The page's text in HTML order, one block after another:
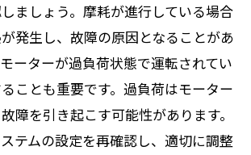
ましょう。摩耗が進行している場合
発生し、故障の原因となることがあ
ーターが過負荷状態で運転されてい
ことも重要です。過負荷はモーター
障を引き起こす可能性があります。
テムの設定を再確認し、適切に調整